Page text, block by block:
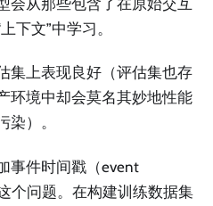
会从那些包含了在原始交互
下文”中学习。
集上表现良好（评估集也存
环境中却会莫名其妙地性能
）。
事件时间戳（event
个问题。在构建训练数据集